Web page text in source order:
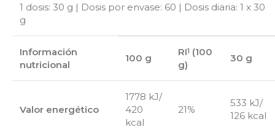
1 dosis: 30 g | Dosis por envase: 60 | Dosis diaria: 1 x 30
g
Información
nutricional
100 g
RI1 (100
g)
30 g
Valor energético
1778 kJ/
420
kcal
21%
533 kJ/
126 kcal